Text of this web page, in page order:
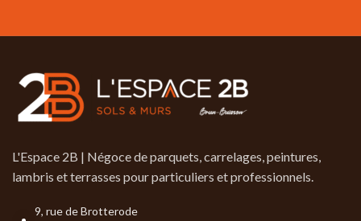
L'Espace 2B | Négoce de parquets, carrelages, peintures,
lambris et terrasses pour particuliers et professionnels.
9, rue de Brotterode